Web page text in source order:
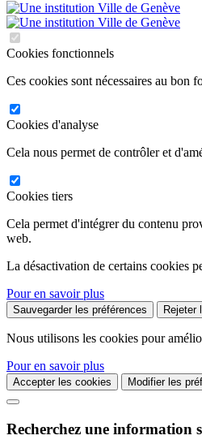
Cookies fonctionnels
Ces cookies sont nécessaires au bon
Cookies d'analyse
Cela nous permet de contrôler et
Cookies tiers
Cela permet d'intégrer du contenu
web.
La désactivation de certains cookies
Pour en savoir plus
Sauvegarder les préférences Rejeter
Nous utilisons les cookies pour
Pour en savoir plus
Accepter les cookies Modifier les
Recherchez une information